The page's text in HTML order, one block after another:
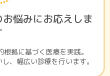
悩みにお応えしま
拠に基づく医療を実践。
、幅広い診療を行います。